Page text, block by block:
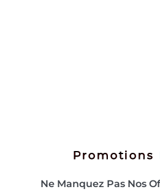
Promotions
Ne Manquez Pas Nos